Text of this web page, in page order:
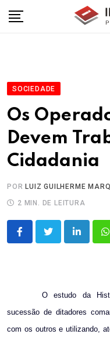
SOCIEDADE
Os
Devem
Cidadania
POR LUIZ GUILHERME
2 MIN. DE LEITURA
LinkedIn
O estudo da
sucessão de ditadores
com os outros e utilizando,